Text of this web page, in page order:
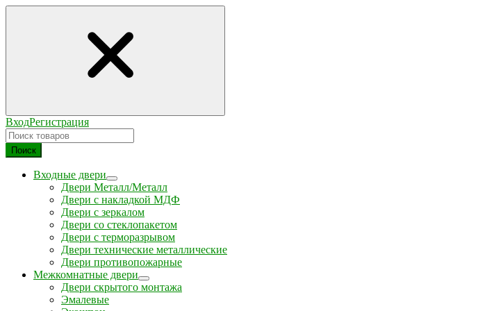
ВходРегистрация
Поиск
Входные двери
Двери Металл/Металл
Двери с накладкой МДФ
Двери с зеркалом
Двери со стеклопакетом
Двери с терморазрывом
Двери технические металлические
Двери противопожарные
Межкомнатные двери
Двери скрытого монтажа
Эмалевые